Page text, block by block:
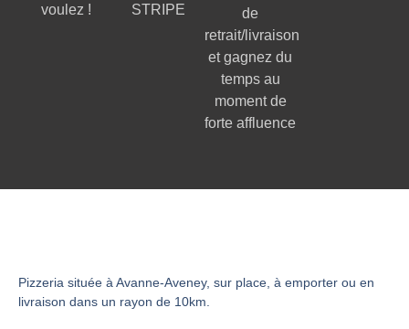
voulez !
STRIPE
de
retrait/livraison
et gagnez du
temps au
moment de
forte affluence
Pizzeria située à Avanne-Aveney, sur place, à emporter ou en
livraison dans un rayon de 10km.